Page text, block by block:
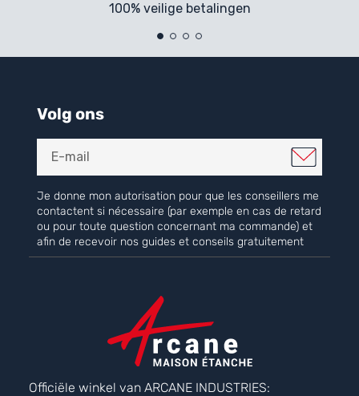
100% veilige betalingen
Volg ons
Je donne mon autorisation pour que les conseillers me
contactent si nécessaire (par exemple en cas de retard
ou pour toute question concernant ma commande) et
afin de recevoir nos guides et conseils gratuitement
Officiële winkel van ARCANE INDUSTRIES: